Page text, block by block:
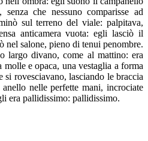
che nessuno comparisse ad
sul terreno del viale: palpitava,
anticamera vuota: egli lasciò il
nel salone, pieno di tenui penombre.
largo divano, come al mattino: era
e opaca, una vestaglia a forma
rovesciavano, lasciando le braccia
nelle perfette mani, incrociate
era pallidissimo: pallidissimo.